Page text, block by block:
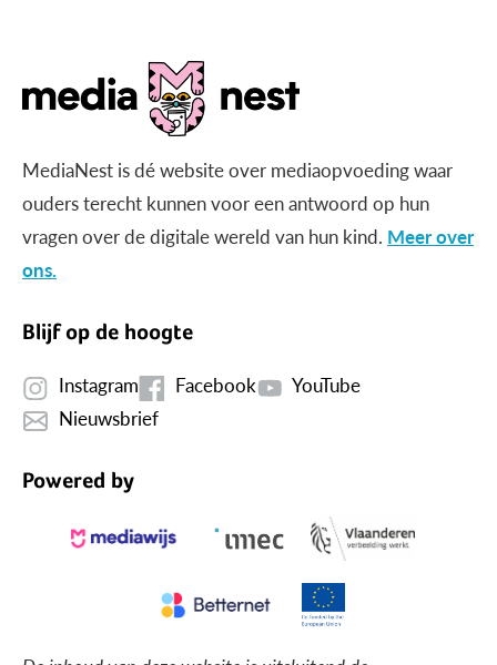
MediaNest is dé website over mediaopvoeding waar
ouders terecht kunnen voor een antwoord op hun
vragen over de digitale wereld van hun kind. Meer over
ons.
Blijf op de hoogte
Instagram Facebook
YouTube
Nieuwsbrief
Powered by